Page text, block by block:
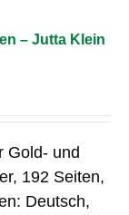
– Jutta Klein
Gold- und
192 Seiten,
Deutsch,